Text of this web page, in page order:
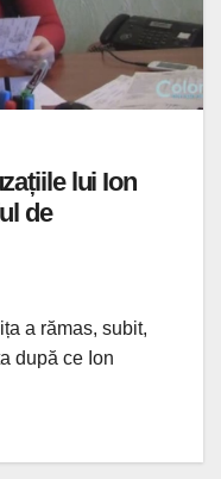
lui Ion
de
a rămas, subit,
după ce Ion